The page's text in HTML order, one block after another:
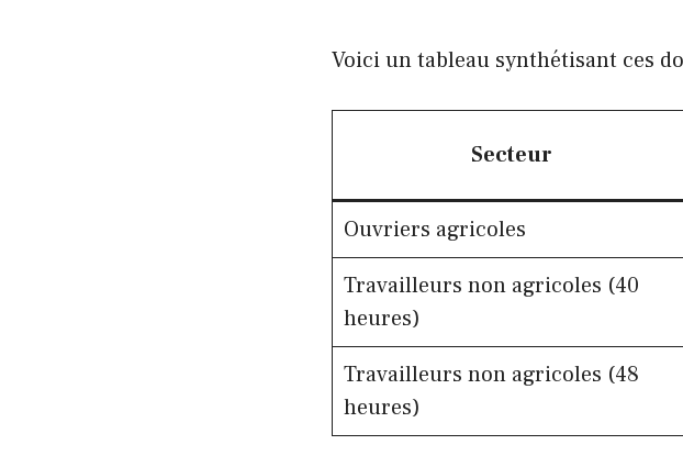
Voici un tableau synthétisant ces
Secteur
Ouvriers agricoles
Travailleurs non agricoles (40
heures)
Travailleurs non agricoles (48
heures)